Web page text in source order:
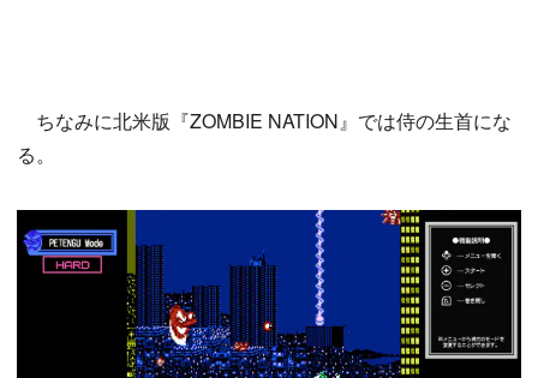
ちなみに北米版『ZOMBIE NATION』では侍の生首にな
る。